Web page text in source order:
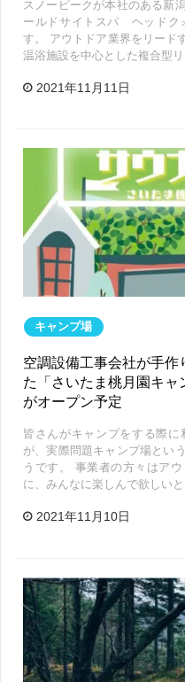
スノーピークが本社のある新
ールドサイトスパ ヘッドク
す。 アウトドア業界をリード
温浴施設を中心とした複合型
2021年11月11日
キャンプ場
空調設備工事会社が手作
た「さいたま桃月園キャ
がオープン予定
皆さんがキャンプをする際
が、実際問題キャンプ場とい
うです。 事業者の方々はア
に、みんなに楽しんで欲しい
2021年11月10日